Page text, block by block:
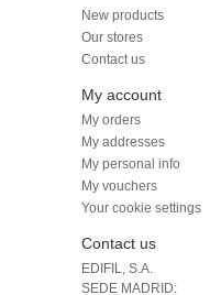
New products
Our stores
Contact us
My account
My orders
My addresses
My personal info
My vouchers
Your cookie settings
Contact us
EDIFIL, S.A.
SEDE MADRID: